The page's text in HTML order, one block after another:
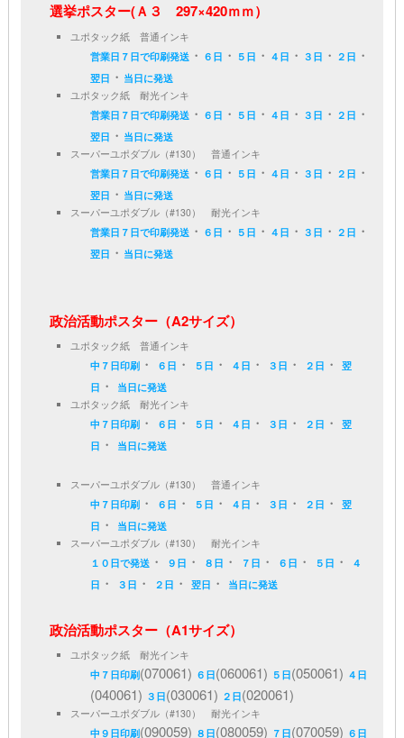
選挙ポスター(Ａ３ 297×420ｍｍ）
ユポタック紙 普通インキ
営業日７日で印刷発送 ・ ６日 ・ ５日 ・ ４日 ・ ３日 ・ ２日 ・
翌日 ・ 当日に発送
ユポタック紙 耐光インキ
営業日７日で印刷発送 ・ ６日 ・ ５日 ・ ４日 ・ ３日 ・ ２日 ・
翌日 ・ 当日に発送
スーパーユポダブル（#130） 普通インキ
営業日７日で印刷発送 ・ ６日 ・ ５日 ・ ４日 ・ ３日 ・ ２日 ・
翌日 ・ 当日に発送
スーパーユポダブル（#130） 耐光インキ
営業日７日で印刷発送 ・ ６日 ・ ５日 ・ ４日 ・ ３日 ・ ２日 ・
翌日 ・ 当日に発送
政治活動ポスター（A2サイズ）
ユポタック紙 普通インキ
中７日印刷 ・ ６日 ・ ５日 ・ ４日 ・ ３日 ・ ２日 ・翌
日 ・
当日に発送
ユポタック紙 耐光インキ
中７日印刷 ・ ６日 ・ ５日 ・ ４日 ・ ３日 ・ ２日 ・翌
日 ・ 当日に発送
スーパーユポダブル（#130） 普通インキ
中７日印刷 ・ ６日 ・ ５日 ・ ４日 ・ ３日 ・ ２日 ・翌
日 ・
当日に発送
スーパーユポダブル（#130） 耐光インキ
１０日で発送 ・ ９日 ・ ８日 ・ ７日 ・ ６日 ・ ５日 ・
４
日 ・ ３日 ・ ２日 ・翌日 ・ 当日に発送
政治活動ポスター（A1サイズ）
ユポタック紙 耐光インキ
中７日印刷(070061) ６日(060061) ５日(050061) ４日
(040061) ３日(030061) ２日(020061)
スーパーユポダブル（#130） 耐光インキ
中９日印刷(090059) ８日(080059) ７日(070059) ６日